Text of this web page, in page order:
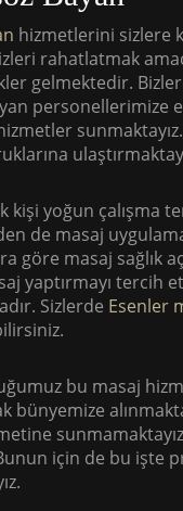
hizmetlerini sizlere
rahatlatmak
gelmektedir.
personellerimize
kişi yoğun çalışma
de masaj
göre masaj sağlık
yaptırmayı
Sizlerde Esenler
bu masaj
bünyemize
için de bu işte